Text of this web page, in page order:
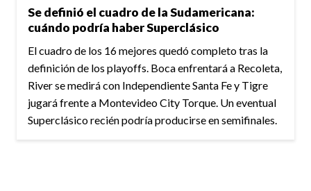
Se definió el cuadro de la Sudamericana:
cuándo podría haber Superclásico
El cuadro de los 16 mejores quedó completo tras la
definición de los playoffs. Boca enfrentará a Recoleta,
River se medirá con Independiente Santa Fe y Tigre
jugará frente a Montevideo City Torque. Un eventual
Superclásico recién podría producirse en semifinales.